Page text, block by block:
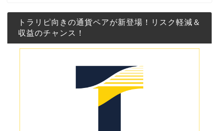
トラリピ向きの通貨ペアが新登場！リスク軽減＆
収益のチャンス！